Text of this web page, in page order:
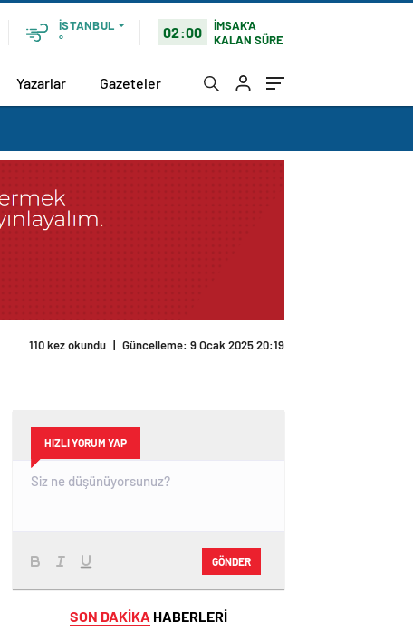
İSTANBUL
°
02:00
İMSAK'A
KALAN SÜRE
Yazarlar Gazeteler
110 kez okundu | Güncelleme: 9 Ocak 2025 20:19
HIZLI YORUM YAP
GÖNDER
SON DAKİKA HABERLERİ